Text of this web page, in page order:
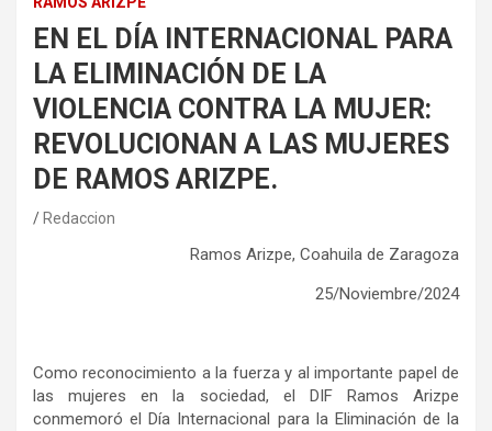
EN EL DÍA INTERNACIONAL PARA
LA ELIMINACIÓN DE LA
VIOLENCIA CONTRA LA MUJER:
REVOLUCIONAN A LAS MUJERES
DE RAMOS ARIZPE.
Redaccion
Ramos Arizpe, Coahuila de Zaragoza
25/Noviembre/2024
Como reconocimiento a la fuerza y al importante papel de
las mujeres en la sociedad, el DIF Ramos Arizpe
conmemoró el Día Internacional para la Eliminación de la